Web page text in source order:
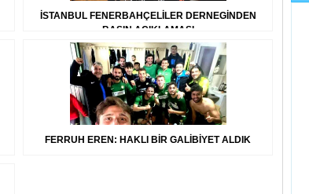
İSTANBUL FENERBAHÇELİLER DERNEGİNDEN
BASIN AÇIKLAMASI
FERRUH EREN: HAKLI BİR GALİBİYET ALDIK